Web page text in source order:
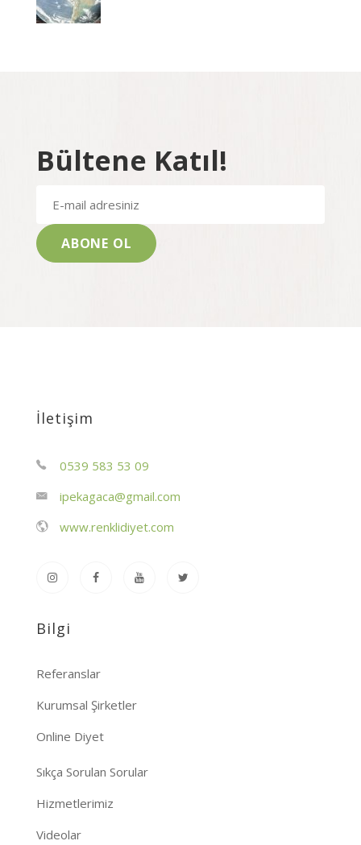
Bültene Katıl!
İletişim
0539 583 53 09
ipekagaca@gmail.com
www.renklidiyet.com
Bilgi
Referanslar
Kurumsal Şirketler
Online Diyet
Sıkça Sorulan Sorular
Hizmetlerimiz
Videolar